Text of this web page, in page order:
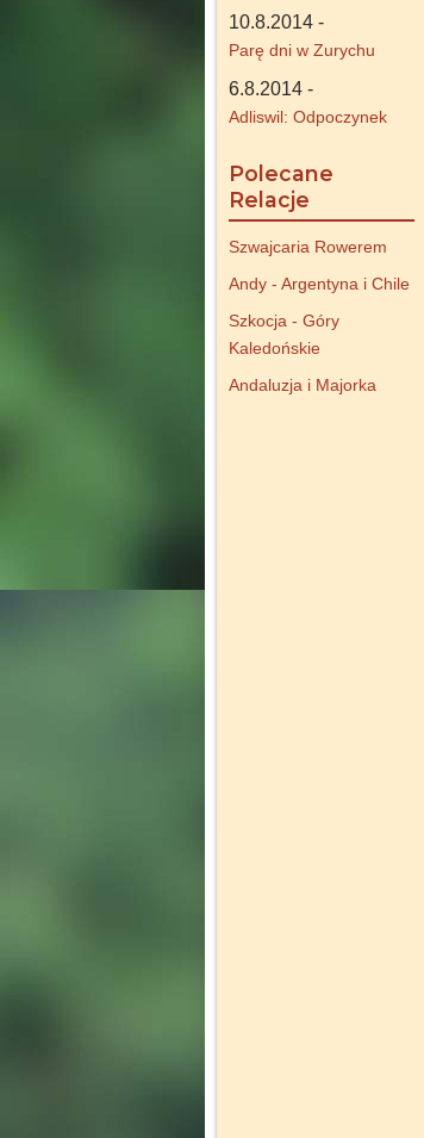
10.8.2014 -
Parę dni w Zurychu
6.8.2014 -
Adliswil: Odpoczynek
Polecane
Relacje
Szwajcaria Rowerem
Andy - Argentyna i Chile
Szkocja - Góry
Kaledońskie
Andaluzja i Majorka